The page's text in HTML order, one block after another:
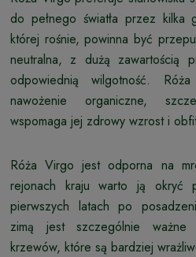
do pełnego światła przez
której rośnie, powinna być
neutralna, z dużą zawartością
odpowiednią wilgotność.
nawożenie organiczne,
wspomaga jej zdrowy wzrost i
Róża Virgo jest odporna na
rejonach kraju warto ją okryć
pierwszych latach po
zimą jest szczególnie ważne
krzewów, które są bardziej